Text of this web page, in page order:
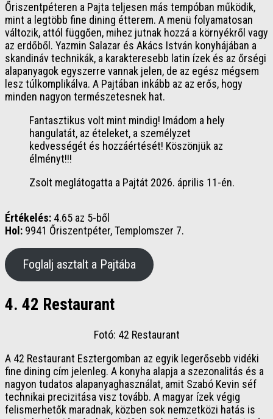
Őriszentpéteren a Pajta teljesen más tempóban működik,
mint a legtöbb fine dining étterem. A menü folyamatosan
változik, attól függően, mihez jutnak hozzá a környékről vagy
az erdőből. Yazmin Salazar és Akács István konyhájában a
skandináv technikák, a karakteresebb latin ízek és az őrségi
alapanyagok egyszerre vannak jelen, de az egész mégsem
lesz túlkomplikálva. A Pajtában inkább az az erős, hogy
minden nagyon természetesnek hat.
Fantasztikus volt mint mindig! Imádom a hely
hangulatát, az ételeket, a személyzet
kedvességét és hozzáértését! Köszönjük az
élményt!!!
Zsolt meglátogatta a Pajtát 2026. április 11-én.
Értékelés: 4.65 az 5-ből
Hol: 9941 Őriszentpéter, Templomszer 7.
Foglalj asztalt a Pajtába
4. 42 Restaurant
Fotó: 42 Restaurant
A 42 Restaurant Esztergomban az egyik legerősebb vidéki
fine dining cím jelenleg. A konyha alapja a szezonalitás és a
nagyon tudatos alapanyaghasználat, amit Szabó Kevin séf
technikai precizitása visz tovább. A magyar ízek végig
felismerhetők maradnak, közben sok nemzetközi hatás is